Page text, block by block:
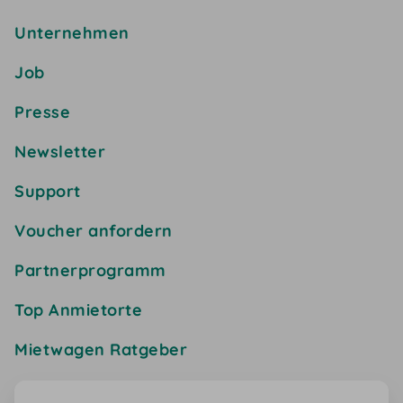
Unternehmen
Job
Presse
Newsletter
Support
Voucher anfordern
Partnerprogramm
Top Anmietorte
Mietwagen Ratgeber